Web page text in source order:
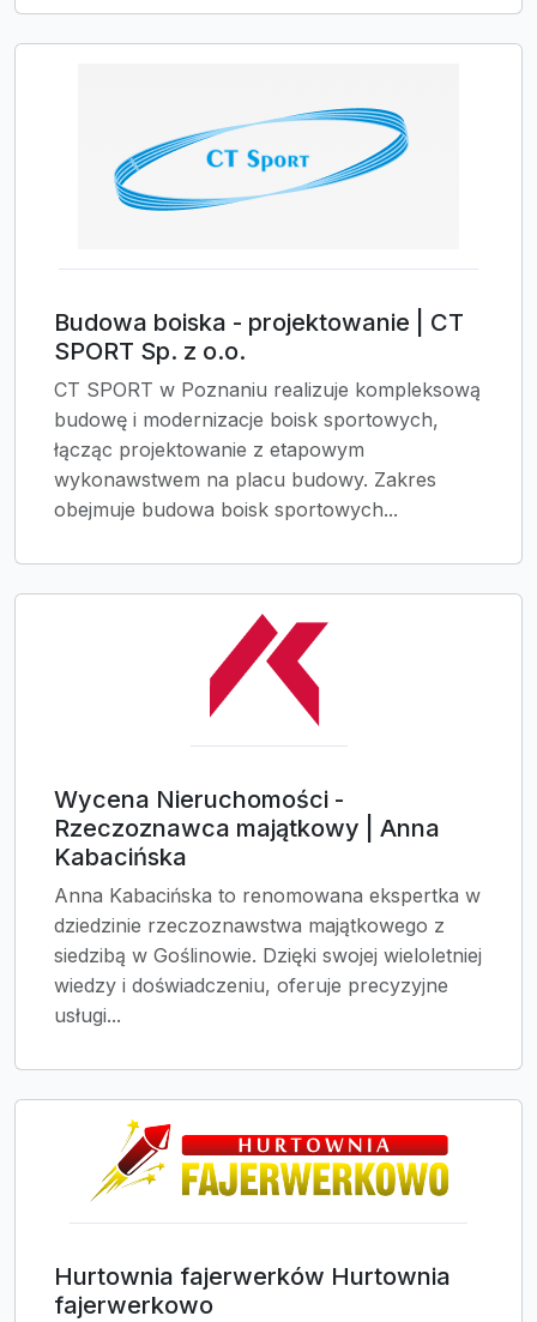
Budowa boiska - projektowanie | CT
SPORT Sp. z o.o.
CT SPORT w Poznaniu realizuje kompleksową
budowę i modernizacje boisk sportowych,
łącząc projektowanie z etapowym
wykonawstwem na placu budowy. Zakres
obejmuje budowa boisk sportowych...
Wycena Nieruchomości -
Rzeczoznawca majątkowy | Anna
Kabacińska
Anna Kabacińska to renomowana ekspertka w
dziedzinie rzeczoznawstwa majątkowego z
siedzibą w Goślinowie. Dzięki swojej wieloletniej
wiedzy i doświadczeniu, oferuje precyzyjne
usługi...
Hurtownia fajerwerków Hurtownia
fajerwerkowo